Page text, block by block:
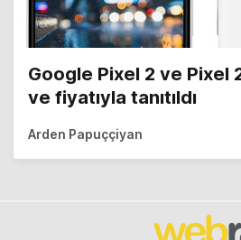
Google Pixel 2 ve Pixel
ve fiyatıyla tanıtıldı
Arden Papuççiyan